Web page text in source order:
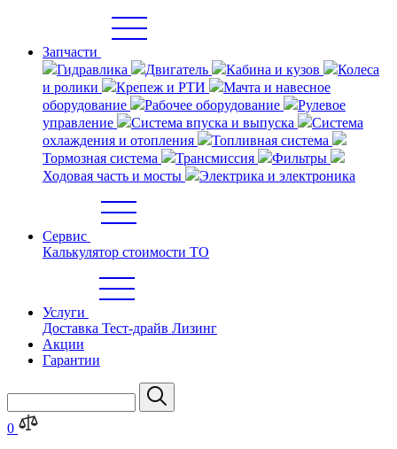
Запчасти
Гидравлика
Двигатель Кабина и кузов
Колеса
и ролики
Крепеж и РТИ
Мачта и навесное
оборудование
Рабочее оборудование
Рулевое
управление
Система впуска и выпуска
Система
охлаждения и отопления
Топливная система
Тормозная система
Трансмиссия
Фильтры
Ходовая часть и мосты
Электрика и электроника
Сервис
Калькулятор стоимости ТО
Услуги
Доставка Тест-драйв Лизинг
Акции
Гарантии
0